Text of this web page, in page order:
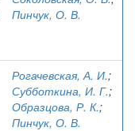
Пинчук, О. В.
Рогачевская, А. И.;
Субботкина, И. Г.;
Образцова, Р. К.;
Пинчук, О. В.